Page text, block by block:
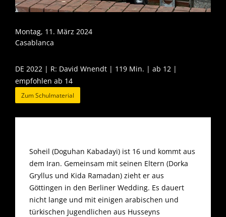
Soheil (Doguhan Kabadayi) ist 16 und kommt aus
dem Iran. Gemeinsam mit seinen Eltern (Dorka
Gryllus und Kida Ramadan) zieht er aus
Göttingen in den Berliner Wedding. Es dauert
nicht lange und mit einigen arabischen und
türkischen Jugendlichen aus Husseyns
Montag, 11. März 2024
Casablanca
DE 2022 | R: David Wnendt | 119 Min. | ab 12 |
empfohlen ab 14
Zum Schulmaterial